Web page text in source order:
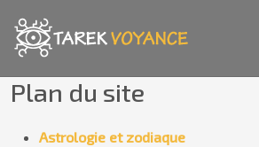
Plan du site
Astrologie et zodiaque